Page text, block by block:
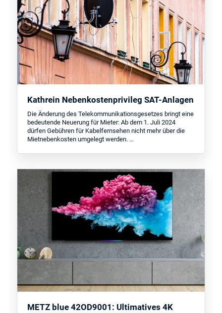
Kathrein Nebenkostenprivileg SAT-Anlagen
Die Änderung des Telekommunikationsgesetzes bringt eine
bedeutende Neuerung für Mieter: Ab dem 1. Juli 2024
dürfen Gebühren für Kabelfernsehen nicht mehr über die
Mietnebenkosten umgelegt werden. …
METZ blue 42OD9001: Ultimatives 4K